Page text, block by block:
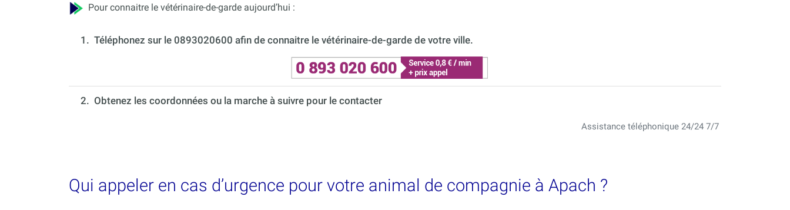
Pour connaitre le vétérinaire-de-garde aujourd’hui :
1. Téléphonez sur le 0893020600 afin de connaitre le vétérinaire-de-garde de votre ville.
2. Obtenez les coordonnées ou la marche à suivre pour le contacter
Assistance téléphonique 24/24 7/7
Qui appeler en cas d’urgence pour votre animal de compagnie à Apach ?